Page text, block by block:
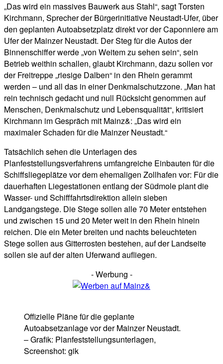
„Das wird ein massives Bauwerk aus Stahl“, sagt Torsten
Kirchmann, Sprecher der Bürgerinitiative Neustadt-Ufer, über
den geplanten Autoabsetzplatz direkt vor der Caponniere am
Ufer der Mainzer Neustadt. Der Steg für die Autos der
Binnenschiffer werde „von Weitem zu sehen sein“, sein
Betrieb weithin schallen, glaubt Kirchmann, dazu sollen vor
der Freitreppe „riesige Dalben“ in den Rhein gerammt
werden – und all das in einer Denkmalschutzzone. „Man hat
rein technisch gedacht und null Rücksicht genommen auf
Menschen, Denkmalschutz und Lebensqualität“, kritisiert
Kirchmann im Gespräch mit Mainz&: „Das wird ein
maximaler Schaden für die Mainzer Neustadt.“
Tatsächlich sehen die Unterlagen des
Planfeststellungsverfahrens umfangreiche Einbauten für die
Schiffsliegeplätze vor dem ehemaligen Zollhafen vor: Für die
dauerhaften Liegestationen entlang der Südmole plant die
Wasser- und Schifffahrtsdirektion allein sieben
Landgangstege. Die Stege sollen alle 70 Meter entstehen
und zwischen 15 und 20 Meter weit in den Rhein hinein
reichen. Die ein Meter breiten und nachts beleuchteten
Stege sollen aus Gitterrosten bestehen, auf der Landseite
sollen sie auf der alten Uferwand aufliegen.
- Werbung -
Offizielle Pläne für die geplante
Autoabsetzanlage vor der Mainzer Neustadt.
– Grafik: Planfeststellungsunterlagen,
Screenshot: gik